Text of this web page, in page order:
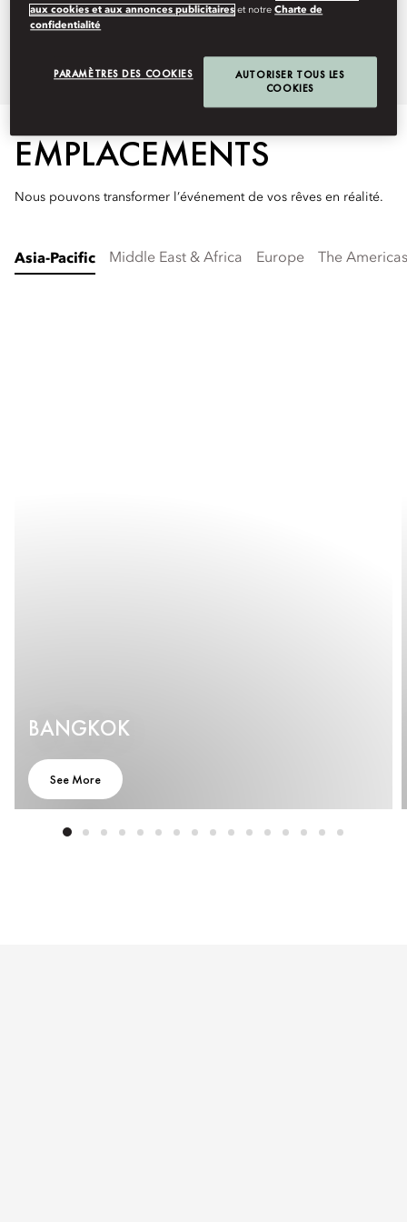
permettront de vous relaxer, pour
arriver détendu à la cérémonie.
EMPLACEMENTS
Nous pouvons transformer l’événement de vos rêves en réalité.
Asia-Pacific Middle East & Africa Europe The Americas
BANGKOK
See More
aux cookies et aux annonces publicitaires et notreCharte de
confidentialité
PARAMÈTRES DES COOKIES
AUTORISER TOUS LES
COOKIES